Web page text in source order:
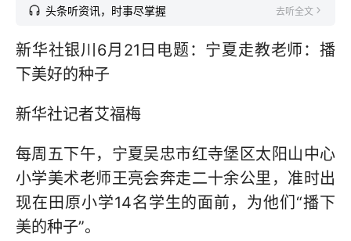
头条听资讯，时事尽掌握 去听全文
新华社银川6月21日电题：宁夏走教老师：播
下美好的种子
新华社记者艾福梅
每周五下午，宁夏吴忠市红寺堡区太阳山中心
小学美术老师王亮会奔走二十余公里，准时出
现在田原小学14名学生的面前，为他们“播下
美的种子”。